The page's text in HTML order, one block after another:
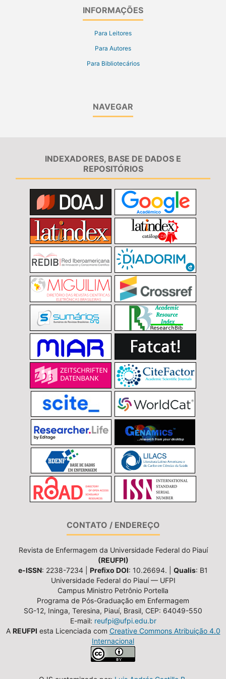
INFORMAÇÕES
Para Leitores
Para Autores
Para Bibliotecários
NAVEGAR
INDEXADORES, BASE DE DADOS E
REPOSITÓRIOS
CONTATO / ENDEREÇO
Revista de Enfermagem da Universidade Federal do Piauí
(REUFPI)
e-ISSN: 2238-7234 | Prefixo DOI: 10.26694. | Qualis: B1
Universidade Federal do Piauí — UFPI
Campus Ministro Petrônio Portella
Programa de Pós-Graduação em Enfermagem
SG-12, Ininga, Teresina, Piauí, Brasil, CEP: 64049-550
E-mail: reufpi@ufpi.edu.br
A REUFPI esta Licenciada com Creative Commons Atribuição 4.0
Internacional